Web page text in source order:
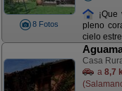
8 Fotos
pleno
cielo
Casa
a 8,7